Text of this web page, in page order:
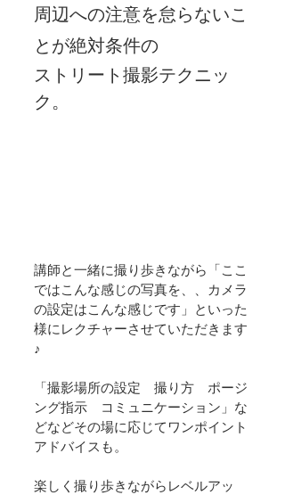
周辺への注意を怠らないこ
とが絶対条件の
ストリート撮影テクニッ
ク。
講師と一緒に撮り歩きながら「ここ
ではこんな感じの写真を、、カメラ
の設定はこんな感じです」といった
様にレクチャーさせていただきます
♪
「撮影場所の設定　撮り方　ポージ
ング指示　コミュニケーション」な
どなどその場に応じてワンポイント
アドバイスも。
楽しく撮り歩きながらレベルアッ